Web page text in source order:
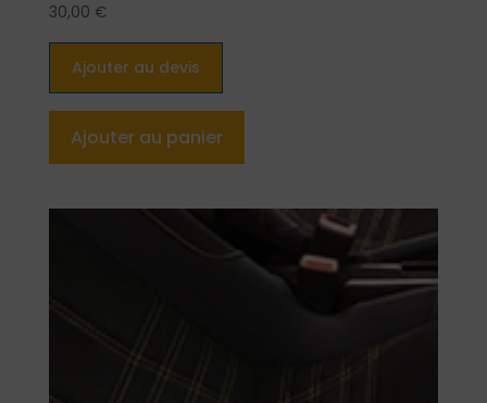
30,00 €
Ajouter au devis
Ajouter au panier